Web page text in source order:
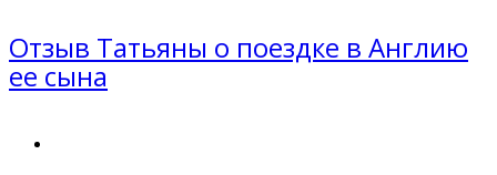
Отзыв Татьяны о поездке в Англию
ее сына